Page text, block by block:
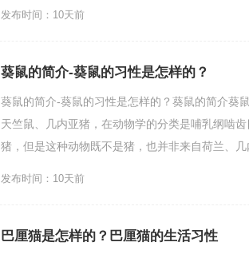
发布时间：10天前
葵鼠的简介-葵鼠的习性是怎样的？
葵鼠的简介-葵鼠的习性是怎样的？葵鼠的简介葵
天竺鼠、几内亚猪，在动物学的分类是哺乳纲啮
猪，但是这种动物既不是猪，也并非来自荷兰、几
发布时间：10天前
巴厘猫是怎样的？巴厘猫的生活习性